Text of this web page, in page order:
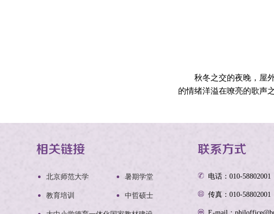
秋冬之交的夜晚，屋外
的情绪洋溢在嘹亮的歌声
北京师范大学 暑期学堂
教育培训 中哲硕士
电话：010-58802001
传真：010-58802001